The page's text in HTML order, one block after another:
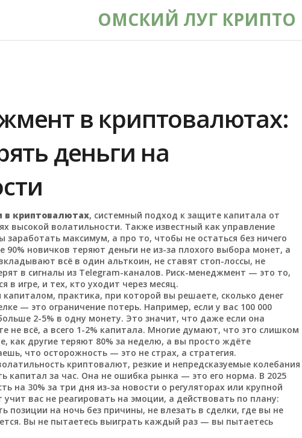
ОМСКИЙ ЛУГ КРИПТО
в криптовалютах:
деньги на
в криптовалютах, системный подход к защите капитала от
высокой волатильности. Также известный какуправление
заработать максимум, а про то, чтобы не остаться без ничего
90% новичков теряют деньги не из-за плохого выбора монет, а
всё в один альткоин, не ставят стоп-лоссы, не
в сигналы из Telegram-каналов. Риск-менеджмент — это то,
в игре, и тех, кто уходит через месяц.
капиталом, практика, при которой вы решаете, сколько денег
— это ограничение потерь. Например, если у вас 100 000
2-5% в одну монету. Это значит, что даже если она
не всё, а всего 1-2% капитала. Многие думают, что это слишком
как другие теряют 80% за неделю, а вы просто ждёте
что осторожность — это не страх, а стратегия.
криптовалют, резкие и непредсказуемые колебания
капитал за час. Она не ошибка рынка — это его норма. В 2025
на 30% за три дня из-за новости о регуляторах или крупной
вас не реагировать на эмоции, а действовать по плану:
позиции на ночь без причины, не влезать в сделки, где вы не
Вы не пытаетесь выиграть каждый раз — вы пытаетесь